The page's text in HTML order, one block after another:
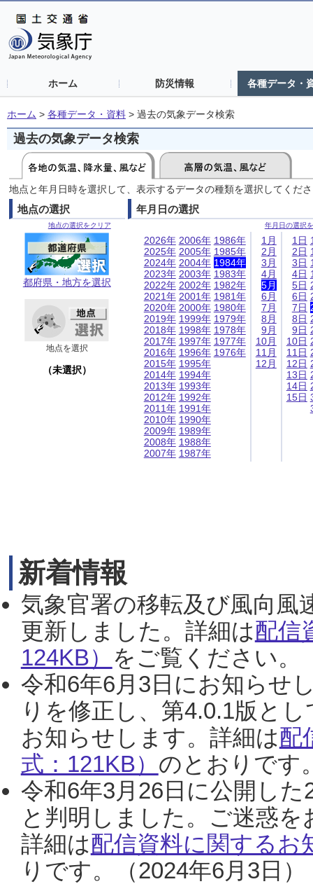
ホーム 防災情報 各種データ・
ホーム > 各種データ・資料 > 過去の気象データ検索
過去の気象データ検索
地点と年月日時を選択して、表示するデータの種類を選択してくだ
地点の選択
地点の選択をクリア
都府県・地方を選択
地点を選択
（未選択）
年月日の選択
年月日の選択
2026年
2025年
2024年
2023年
2022年
2021年
2020年
2019年
2018年
2017年
2016年
2015年
2014年
2013年
2012年
2011年
2010年
2009年
2008年
2007年
2006年
2005年
2004年
2003年
2002年
2001年
2000年
1999年
1998年
1997年
1996年
1995年
1994年
1993年
1992年
1991年
1990年
1989年
1988年
1987年
1986年
1985年
1984年
1983年
1982年
1981年
1980年
1979年
1978年
1977年
1976年
1月
2月
3月
4月
5月
6月
7月
8月
9月
10月
11月
12月
1日
2日
3日
4日
5日
6日
7日
8日
9日
10日
11日
12日
13日
14日
15日
新着情報
気象官署の移転及び風向風
更新しました。詳細は配信
124KB） をご覧ください。
令和6年6月3日にお知らせ
りを修正し、第4.0.1版と
お知らせします。詳細は配
式：121KB） のとおりです
令和6年3月26日に公開し
と判明しました。ご迷惑
詳細は配信資料に関するお
りです。（2024年6月3日）